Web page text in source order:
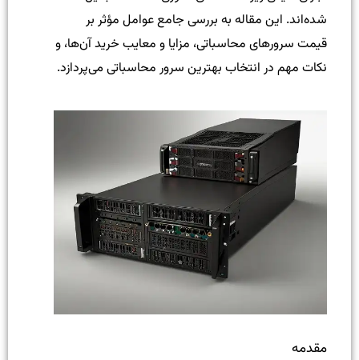
شده‌اند. این مقاله به بررسی جامع عوامل مؤثر بر
قیمت سرورهای محاسباتی، مزایا و معایب خرید آن‌ها، و
نکات مهم در انتخاب بهترین سرور محاسباتی می‌پردازد.
مقدمه